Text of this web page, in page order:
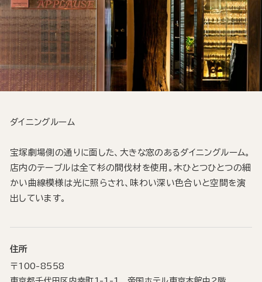
動
す
る
ダイニングルーム
宝塚劇場側の通りに面した、大きな窓のあるダイニングルーム。
店内のテーブルは全て杉の間伐材を使用。木ひとつひとつの細
かい曲線模様は光に照らされ、味わい深い色合いと空間を演
出しています。
住所
〒100-8558